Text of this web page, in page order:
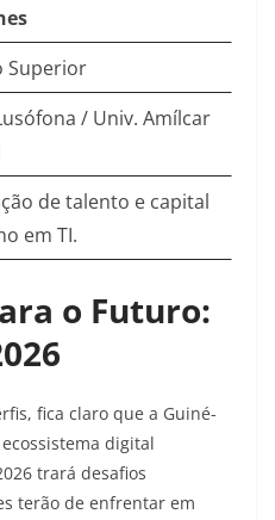
Superior
/ Univ. Amílcar
de talento e capital
em TI.
o Futuro:
fica claro que a Guiné-
digital
trará desafios
terão de enfrentar em